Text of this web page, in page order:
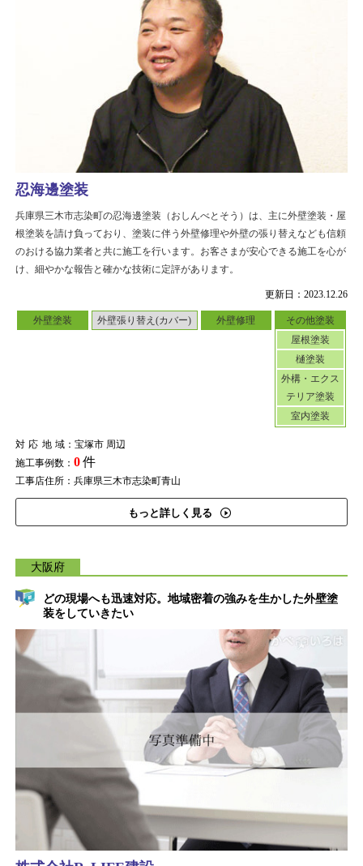
更新日：2023.12.26
外壁塗装 外壁張り替え(カバー) 外壁修理
その他塗装
屋根塗装
樋塗装
外構・エクス
テリア塗装
室内塗装
対応地域：宝塚市 周辺
施工事例数： 0件
工事店住所：兵庫県三木市志染町青山
もっと詳しく見る
忍海邊塗装
兵庫県三木市志染町の忍海邊塗装（おしんべとそう）は、主に外壁塗装・屋
根塗装を請け負っており、塗装に伴う外壁修理や外壁の張り替えなども信頼
のおける協力業者と共に施工を行います。お客さまが安心できる施工を心が
け、細やかな報告と確かな技術に定評があります。
大阪府
どの現場へも迅速対応。地域密着の強みを生かした外壁塗
装をしていきたい